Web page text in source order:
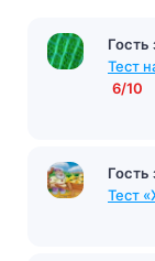
Гость
Тест
Гость
Тест